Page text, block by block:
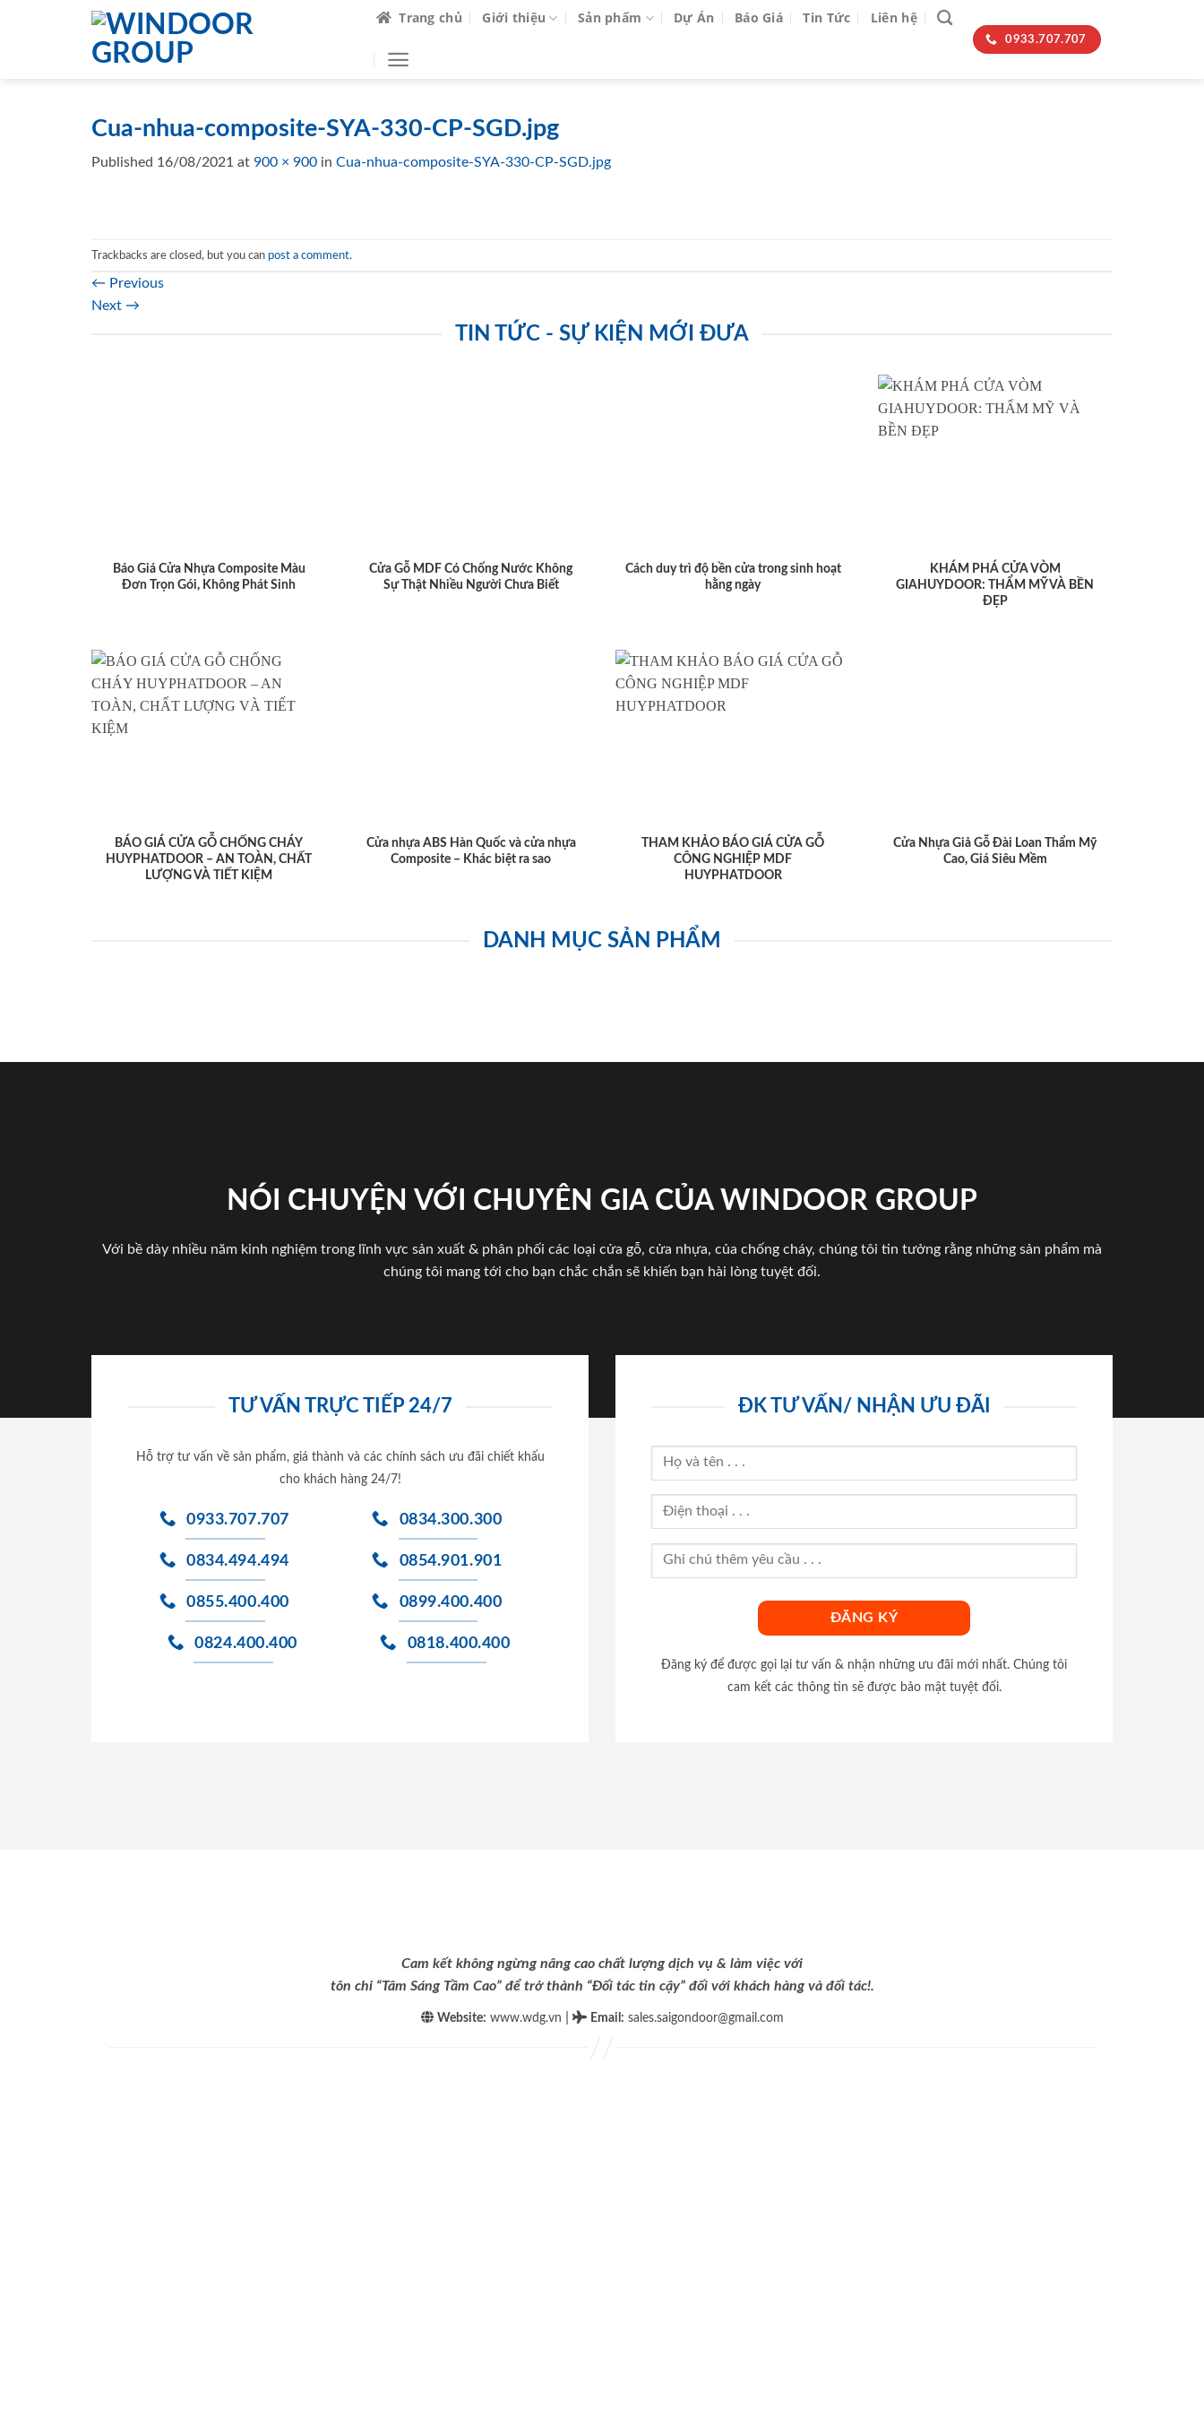
Trang chủ Giới thiệu Sản phẩm Dự Án Báo Giá Tin Tức Liên hệ
0933.707.707
Cua-nhua-composite-SYA-330-CP-SGD.jpg
Published 16/08/2021 at 900 × 900 in Cua-nhua-composite-SYA-330-CP-SGD.jpg
Trackbacks are closed, but you can post a comment.
← Previous
Next →
TIN TỨC - SỰ KIỆN MỚI ĐƯA
Báo Giá Cửa Nhựa Composite Màu
Đơn Trọn Gói, Không Phát Sinh
Cửa Gỗ MDF Có Chống Nước Không
Sự Thật Nhiều Người Chưa Biết
Cách duy trì độ bền cửa trong sinh hoạt
hằng ngày
KHÁM PHÁ CỬA VÒM
GIAHUYDOOR: THẨM MỸ VÀ BỀN
ĐẸP
BÁO GIÁ CỬA GỖ CHỐNG CHÁY
HUYPHATDOOR – AN TOÀN, CHẤT
LƯỢNG VÀ TIẾT KIỆM
Cửa nhựa ABS Hàn Quốc và cửa nhựa
Composite – Khác biệt ra sao
THAM KHẢO BÁO GIÁ CỬA GỖ
CÔNG NGHIỆP MDF
HUYPHATDOOR
Cửa Nhựa Giả Gỗ Đài Loan Thẩm Mỹ
Cao, Giá Siêu Mềm
DANH MỤC SẢN PHẨM
NÓI CHUYỆN VỚI CHUYÊN GIA CỦA WINDOOR GROUP
Với bề dày nhiều năm kinh nghiệm trong lĩnh vực sản xuất & phân phối các loại cửa gỗ, cửa nhựa, của chống cháy, chúng tôi tin tưởng rằng những sản phẩm mà
chúng tôi mang tới cho bạn chắc chắn sẽ khiến bạn hài lòng tuyệt đối.
TƯ VẤN TRỰC TIẾP 24/7
Hỗ trợ tư vấn về sản phẩm, giá thành và các chính sách ưu đãi chiết khấu
cho khách hàng 24/7!
0933.707.707
0834.494.494
0855.400.400
0824.400.400
0834.300.300
0854.901.901
0899.400.400
0818.400.400
ĐK TƯ VẤN/ NHẬN ƯU ĐÃI
Đăng ký để được gọi lại tư vấn & nhận những ưu đãi mới nhất. Chúng tôi
cam kết các thông tin sẽ được bảo mật tuyệt đối.
Cam kết không ngừng nâng cao chất lượng dịch vụ & làm việc với
tôn chỉ “Tâm Sáng Tầm Cao” để trở thành “Đối tác tin cậy” đối với khách hàng và đối tác!.
Website: www.wdg.vn Email : sales.saigondoor@gmail.com